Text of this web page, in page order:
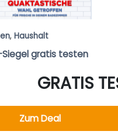
, Haushalt
Siegel gratis testen
GRATIS
Zum Deal